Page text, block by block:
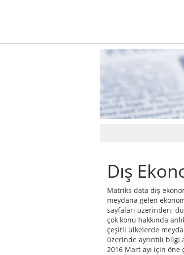
Dış
Matriks data dış
meydana gelen
sayfaları üzerinden;
çok konu hakkında
çeşitli ülkelerde
üzerinde ayrıntılı
2016 Mart ayı için öne